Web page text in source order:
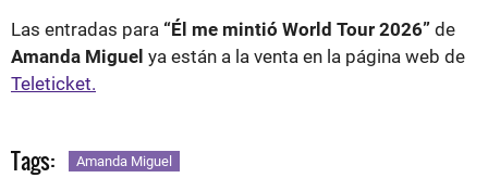
Las entradas para “Él me mintió World Tour 2026” de
Amanda Miguel ya están a la venta en la página web de
Teleticket.
Tags: Amanda Miguel